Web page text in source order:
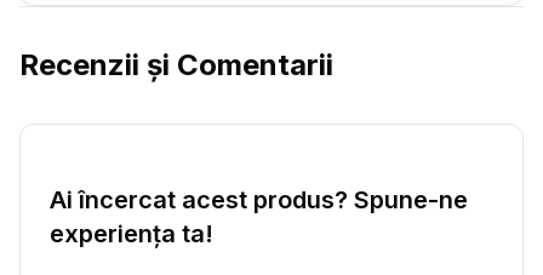
Recenzii și Comentarii
Ai încercat acest produs? Spune-ne
experiența ta!